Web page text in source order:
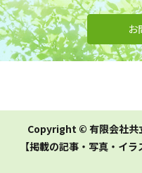
お
Copyright © 有限会社共
【掲載の記事・写真・イ